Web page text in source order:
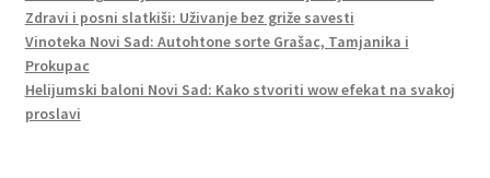
Zdravi i posni slatkiši: Uživanje bez griže savesti
Vinoteka Novi Sad: Autohtone sorte Grašac, Tamjanika i
Prokupac
Helijumski baloni Novi Sad: Kako stvoriti wow efekat na svakoj
proslavi